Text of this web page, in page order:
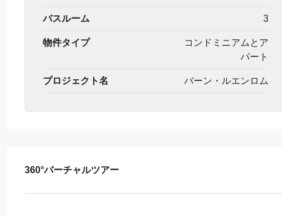
バスルーム 3
物件タイプ
コンドミニアムとア
パート
プロジェクト名 バーン・ルエンロム
360°バーチャルツアー